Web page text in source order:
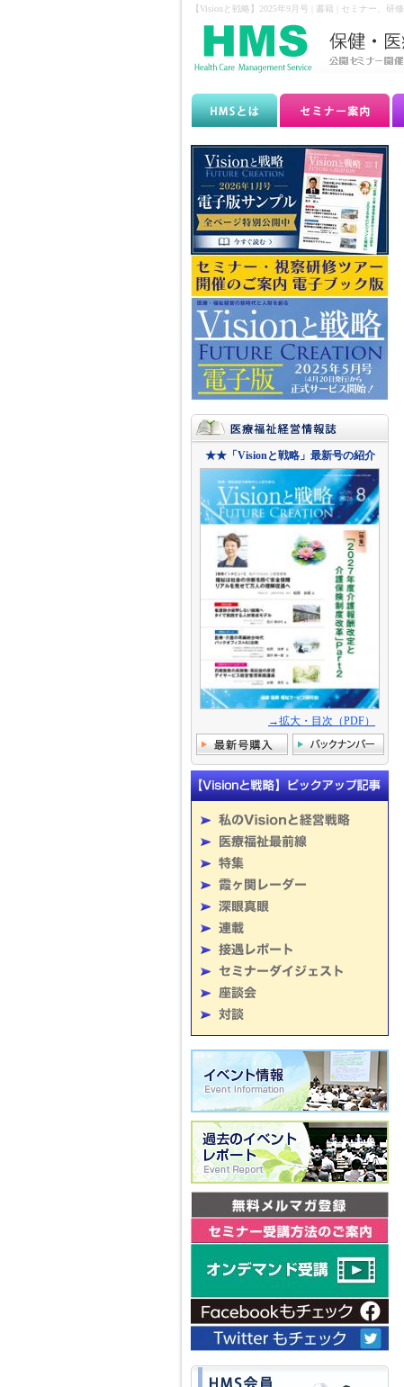
【Visionと戦略】2025年9月号 | 書籍 | セミナー、
★★「Visionと戦略」最新号の紹介
→拡大・目次（PDF）